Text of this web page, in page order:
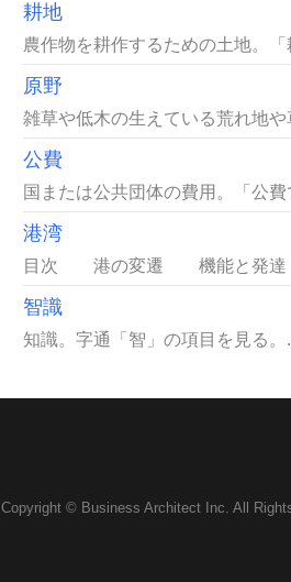
耕地
農作物を耕作するための土地。
原野
雑草や低木の生えている荒れ地
公費
国または公共団体の費用。「公
港湾
目次 港の変遷 機能と発
智識
知識。字通「智」の項目を見る。
Copyright © Business Architect Inc. All